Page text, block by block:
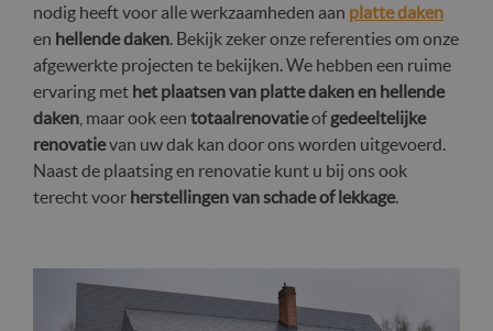
nodig heeft voor alle werkzaamheden aan platte daken
en hellende daken. Bekijk zeker onze referenties om onze
afgewerkte projecten te bekijken. We hebben een ruime
ervaring met het plaatsen van platte daken en hellende
daken , maar ook een totaalrenovatieofgedeeltelijke
renovatievan uw dak kan door ons worden uitgevoerd.
Naast de plaatsing en renovatie kunt u bij ons ook
terecht voor herstellingen van schade of lekkage.